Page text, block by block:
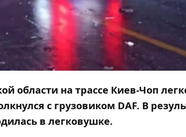
области на трассе Киев-Чоп
с грузовиком DAF. В
в легковушке.